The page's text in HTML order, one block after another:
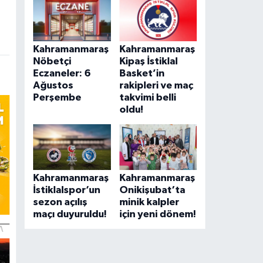
Kahramanmaraş
Nöbetçi
Eczaneler: 6
Ağustos
Perşembe
Kahramanmaraş
Kipaş İstiklal
Basket’in
rakipleri ve maç
takvimi belli
oldu!
Kahramanmaraş
İstiklalspor’un
sezon açılış
maçı duyuruldu!
Kahramanmaraş
Onikişubat’ta
minik kalpler
için yeni dönem!